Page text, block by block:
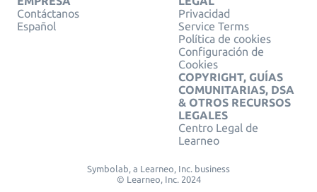
Contáctanos
Español
Privacidad
Service Terms
Política de cookies
Configuración de
Cookies
COPYRIGHT, GUÍAS
COMUNITARIAS, DSA
& OTROS RECURSOS
LEGALES
Centro Legal de
Learneo
Symbolab, a Learneo, Inc. business
© Learneo, Inc. 2024